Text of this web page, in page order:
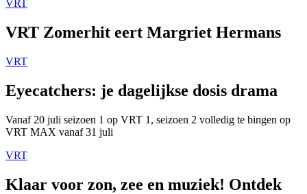
VRT
VRT Zomerhit eert Margriet Hermans
VRT
Eyecatchers: je dagelijkse dosis drama
Vanaf 20 juli seizoen 1 op VRT 1, seizoen 2 volledig te bingen op
VRT MAX vanaf 31 juli
VRT
Klaar voor zon, zee en muziek! Ontdek